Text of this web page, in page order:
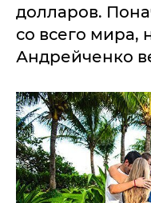
долларов.
со всего мира,
Андрейченко